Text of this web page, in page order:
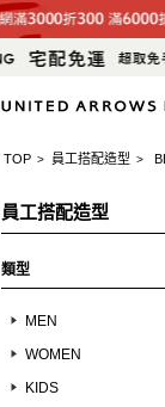
TOP > 員工搭配造型 >
員工搭配造型
類型
MEN
WOMEN
KIDS